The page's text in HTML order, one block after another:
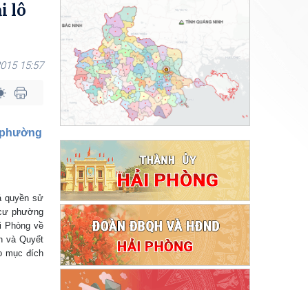
lô
15:57
quyền sử
phường
Phòng về
và Quyết
mục đích